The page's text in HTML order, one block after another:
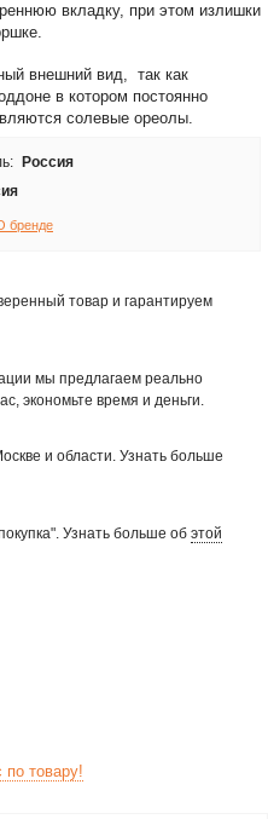
вкладку, при этом излишки
внешний вид, так как
в котором постоянно
солевые ореолы.
Россия
бренде
товар и гарантируем
мы предлагаем реально
экономьте время и деньги.
и области. Узнать больше
Узнать больше об этой
по товару!